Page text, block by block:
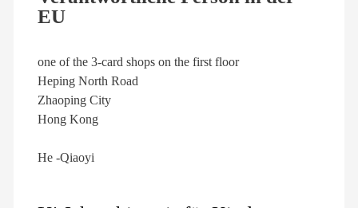
EU
one of the 3-card shops on the first floor
Heping North Road
Zhaoping City
Hong Kong
He -Qiaoyi